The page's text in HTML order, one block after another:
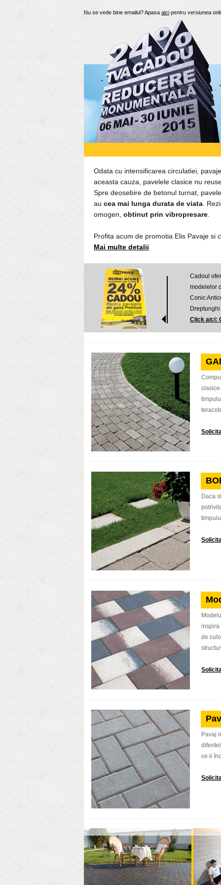
Nu se vede bine emailul? Apasa aici pentru versiunea
Odata cu intensificarea circulatiei,
aceasta cauza, pavelele clasice nu
Spre deosebire de betonul turnat,
au cea mai lunga durata de viata .
omogen, obtinut prin vibropresare
Profita acum de promotia Elis Pavaje si
Mai multe detalii
Cadoul
modelelor
Conic
Click aici:
Daca
inspira
de
Pavaj
ce ii